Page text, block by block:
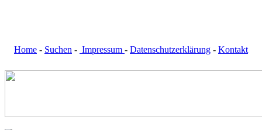
Home - Suchen - Impressum - Datenschutzerklärung - Kontakt